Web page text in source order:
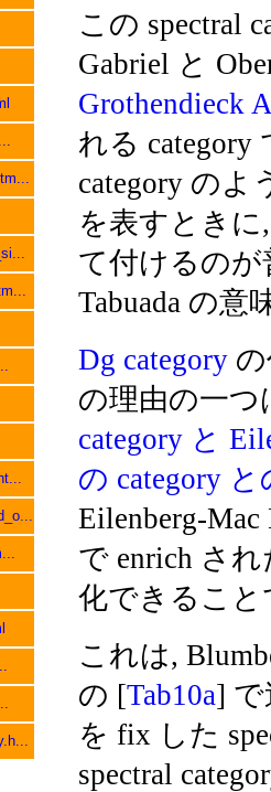
この spectral
Gabriel と
Grothendieck
れる category
category のよ
を表すときに
て付けるのが
Tabuada の
Dg category
の理由の一
category と
の category
Eilenberg-Mac
で enrich され
化できること
これは,
の [Tab10a] で
を fix した
spectral